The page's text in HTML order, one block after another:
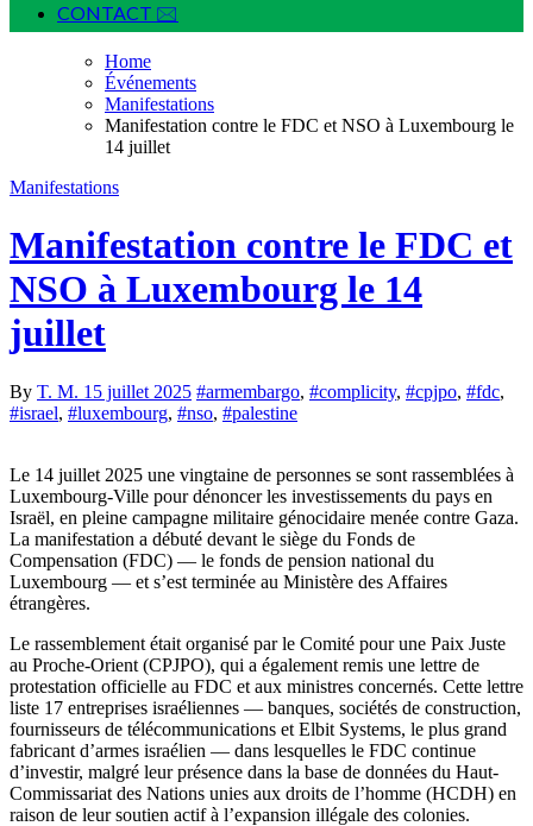
CONTACT 🖂
Home
Événements
Manifestations
Manifestation contre le FDC et NSO à Luxembourg le
14 juillet
Manifestations
Manifestation contre le FDC et
NSO à Luxembourg le 14
juillet
By T. M. 15 juillet 2025 #armembargo, #complicity, #cpjpo, #fdc,
#israel, #luxembourg, #nso, #palestine
Le 14 juillet 2025 une vingtaine de personnes se sont rassemblées à
Luxembourg-Ville pour dénoncer les investissements du pays en
Israël, en pleine campagne militaire génocidaire menée contre Gaza.
La manifestation a débuté devant le siège du Fonds de
Compensation (FDC) — le fonds de pension national du
Luxembourg — et s’est terminée au Ministère des Affaires
étrangères.
Le rassemblement était organisé par le Comité pour une Paix Juste
au Proche-Orient (CPJPO), qui a également remis une lettre de
protestation officielle au FDC et aux ministres concernés. Cette lettre
liste 17 entreprises israéliennes — banques, sociétés de construction,
fournisseurs de télécommunications et Elbit Systems, le plus grand
fabricant d’armes israélien — dans lesquelles le FDC continue
d’investir, malgré leur présence dans la base de données du Haut-
Commissariat des Nations unies aux droits de l’homme (HCDH) en
raison de leur soutien actif à l’expansion illégale des colonies.